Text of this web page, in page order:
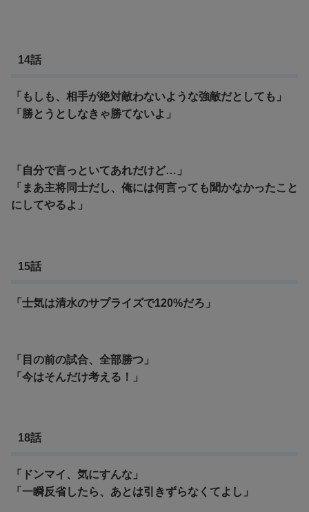
14話
「もしも、相手が絶対敵わないような強敵だとしても」
「勝とうとしなきゃ勝てないよ」
「自分で言っといてあれだけど…」
「 まあ主将同士だし、俺には何言っても聞かなかったこと
にしてやるよ」
15話
「士気は清水のサプライズで120%だろ」
「目の前の試合、全部勝つ」
「今はそんだけ考える！」
18話
「ドンマイ、気にすんな」
「一瞬反省したら、あとは引きずらなくてよし」